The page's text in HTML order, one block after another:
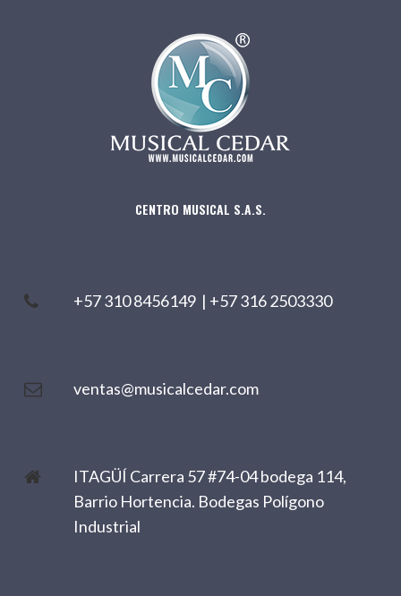
CENTRO MUSICAL S.A.S.
+57 310 8456149 | +57 316 2503330
ventas@musicalcedar.com
ITAGÜÍ Carrera 57 #74-04 bodega 114,
Barrio Hortencia. Bodegas Polígono
Industrial